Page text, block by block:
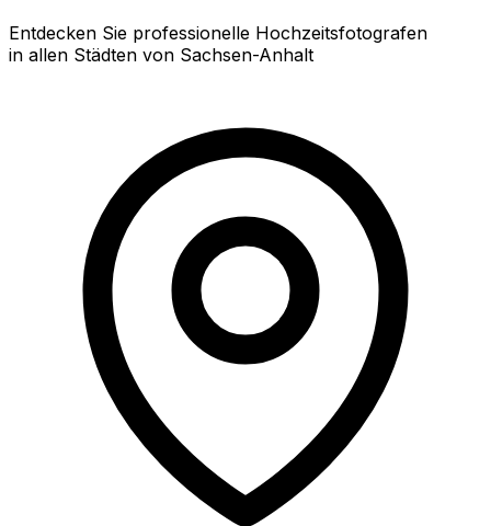
Entdecken Sie professionelle Hochzeitsfotografen
in allen Städten von Sachsen-Anhalt